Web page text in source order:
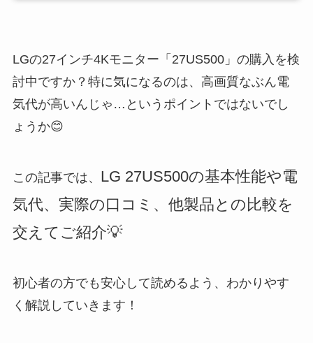
LGの27インチ4Kモニター「27US500」の購入を検
討中ですか？特に気になるのは、高画質なぶん電
気代が高いんじゃ…というポイントではないでし
ょうか😊
この記事では、 LG 27US500の基本性能や電
気代、実際の口コミ、他製品との比較を
交えてご紹介💡
初心者の方でも安心して読めるよう、わかりやす
く解説していきます！